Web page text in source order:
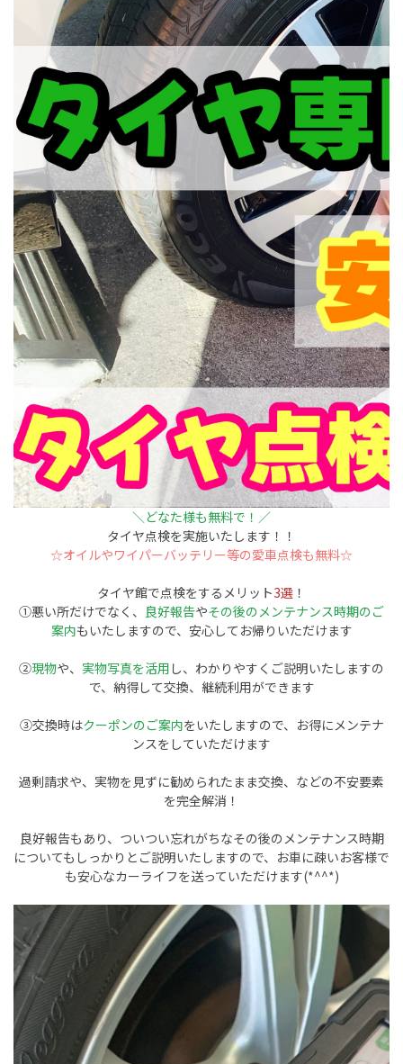
＼どなた様も無料で！／
タイヤ点検を実施いたします！！
☆オイルやワイパーバッテリー等の愛車点検も無料☆
タイヤ館で点検をするメリット3選 ！
①悪い所だけでなく、 良好報告やその後のメンテナンス時期のご
案内もいたしますので、安心してお帰りいただけます
②現物や、 実物写真を活用 し、わかりやすくご説明いたしますの
で、納得して交換、継続利用ができます
③交換時はクーポンのご案内をいたしますので、お得にメンテナ
ンスをしていただけます
過剰請求や、実物を見ずに勧められたまま交換、などの不安要素
を完全解消！
良好報告もあり、ついつい忘れがちなその後のメンテナンス時期
についてもしっかりとご説明いたしますので、お車に疎いお客様で
も安心なカーライフを送っていただけます(*^^*)